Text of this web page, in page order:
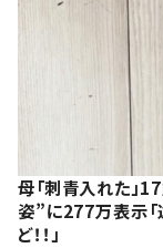
母「刺青入れた」
姿”に277万表示「
ど！！」